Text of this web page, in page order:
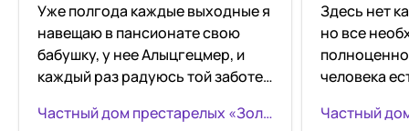
Уже полгода каждые выходные я
навещаю в пансионате свою
бабушку, у нее Алыцгецмер, и
каждый раз радуюсь той заботе,
пансионата к пожилым людям. Частный дом престарелых «Золотое время» Василеостровской
Здесь нет
но все
человека